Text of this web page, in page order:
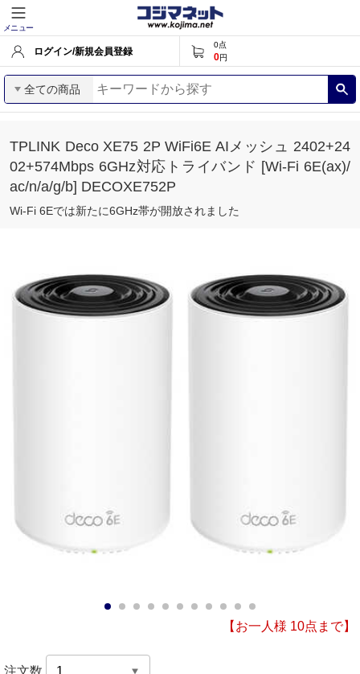
メニュー
ログイン/新規会員登録
0点
0円
全ての商品
TPLINK Deco XE75 2P WiFi6E AIメッシュ 2402+24
02+574Mbps 6GHz対応トライバンド [Wi-Fi 6E(ax)/
ac/n/a/g/b] DECOXE752P
Wi-Fi 6Eでは新たに6GHz帯が開放されました
10
【お一人様 10点まで】
注文数